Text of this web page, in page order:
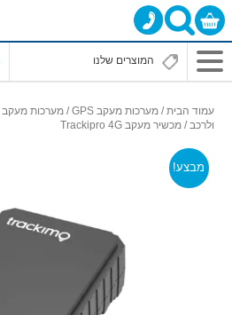
עמוד הבית/ מערכות מעקב GPS /
ולרכב/ מכשיר מעקב Trackipro 4G
מבצע!